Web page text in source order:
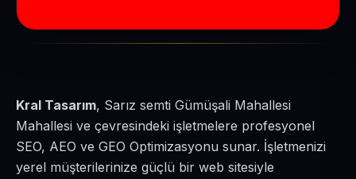
Kral Tasarım, Sarız semti Gümüşali Mahallesi
Mahallesi ve çevresindeki işletmelere profesyonel
SEO, AEO ve GEO Optimizasyonu sunar. İşletmenizi
yerel müşterilerinize güçlü bir web sitesiyle